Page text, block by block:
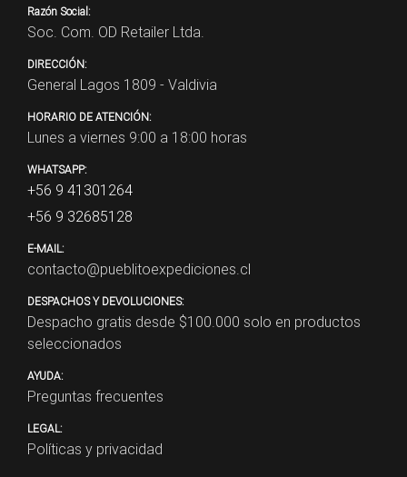
Razón Social:
Soc. Com. OD Retailer Ltda.
DIRECCIÓN:
General Lagos 1809 - Valdivia
HORARIO DE ATENCIÓN:
Lunes a viernes 9:00 a 18:00 horas
WHATSAPP:
+56 9 41301264
+56 9 32685128
E-MAIL:
contacto@pueblitoexpediciones.cl
DESPACHOS Y DEVOLUCIONES:
Despacho gratis desde $100.000 solo en productos
seleccionados
AYUDA:
Preguntas frecuentes
LEGAL:
Políticas y privacidad